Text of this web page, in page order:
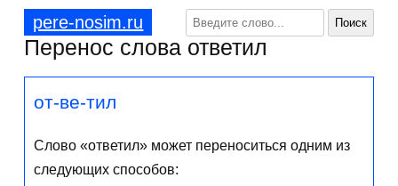
pere-nosim.ru
Перенос слова ответил
от-ве-тил
Слово «ответил» может переноситься одним из
следующих способов: